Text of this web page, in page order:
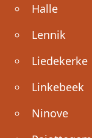
Halle
Lennik
Liedekerke
Linkebeek
Ninove